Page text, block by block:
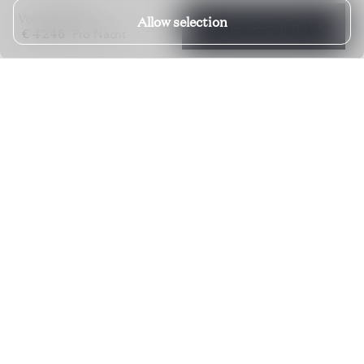
Allow selection
4 Schlafzimmer 5 Badezimmer
€ 4'246 BUCHUNGSANFRAGE